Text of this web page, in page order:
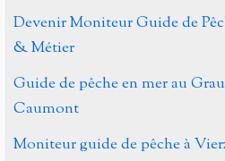
Devenir Moniteur Guide de
& Métier
Guide de pêche en mer au
Caumont
Moniteur guide de pêche à